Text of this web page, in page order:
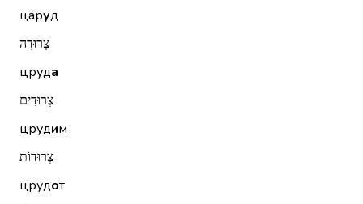
царуд
צְרוּדָה
цруда
צְרוּדִים
црудим
צְרוּדוֹת
црудот